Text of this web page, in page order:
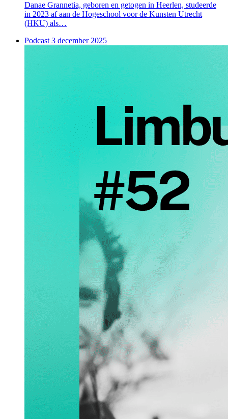
Danae Grannetia, geboren en getogen in Heerlen, studeerde
in 2023 af aan de Hogeschool voor de Kunsten Utrecht
(HKU) als…
Podcast 3 december 2025